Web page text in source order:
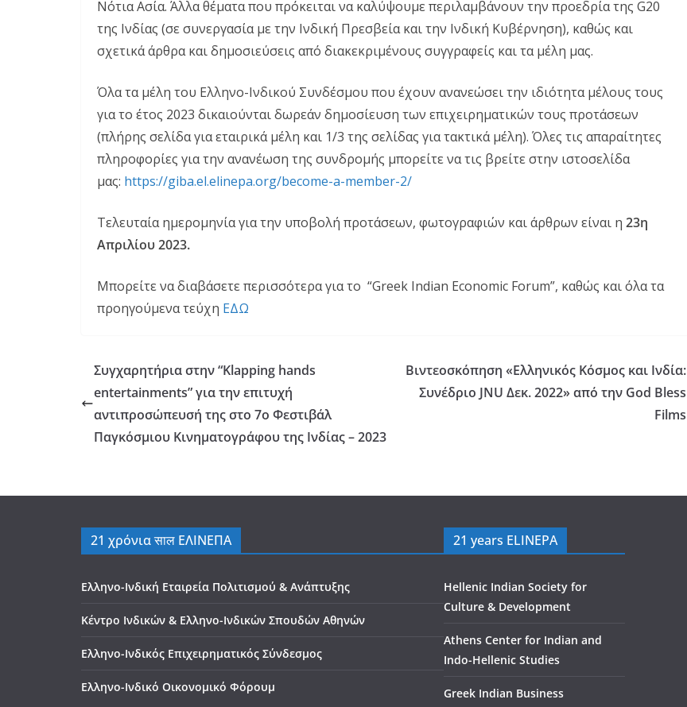
Νότια Ασία. Άλλα θέματα που πρόκειται να καλύψουμε περιλαμβάνουν την προεδρία της G20
της Ινδίας (σε συνεργασία με την Ινδική Πρεσβεία και την Ινδική Κυβέρνηση), καθώς και
σχετικά άρθρα και δημοσιεύσεις από διακεκριμένους συγγραφείς και τα μέλη μας.
Όλα τα μέλη του Ελληνο-Ινδικού Συνδέσμου που έχουν ανανεώσει την ιδιότητα μέλους τους
για το έτος 2023 δικαιούνται δωρεάν δημοσίευση των επιχειρηματικών τους προτάσεων
(πλήρης σελίδα για εταιρικά μέλη και 1/3 της σελίδας για τακτικά μέλη). Όλες τις απαραίτητες
πληροφορίες για την ανανέωση της συνδρομής μπορείτε να τις βρείτε στην ιστοσελίδα
μας: https://giba.el.elinepa.org/become-a-member-2/
Τελευταία ημερομηνία για την υποβολή προτάσεων, φωτογραφιών και άρθρων είναι η 23η
Απριλίου 2023.
Μπορείτε να διαβάσετε περισσότερα για το “Greek Indian Economic Forum”, καθώς και όλα τα
προηγούμενα τεύχη ΕΔΩ
Συγχαρητήρια στην “Klapping hands
entertainments” για την επιτυχή
αντιπροσώπευσή της στο 7ο Φεστιβάλ
Παγκόσμιου Κινηματογράφου της Ινδίας – 2023
Βιντεοσκόπηση «Ελληνικός Κόσμος και Ινδία:
Συνέδριο JNU Δεκ. 2022» από την God Bless
Films
21 χρόνια साल ΕΛΙΝΕΠΑ
Ελληνο-Ινδική Εταιρεία Πολιτισμού & Ανάπτυξης
Κέντρο Ινδικών & Ελληνο-Ινδικών Σπουδών Αθηνών
Ελληνο-Ινδικός Επιχειρηματικός Σύνδεσμος
Ελληνο-Ινδικό Οικονομικό Φόρουμ
21 years ELINEPA
Hellenic Indian Society for
Culture & Development
Athens Center for Indian and
Indo-Hellenic Studies
Greek Indian Business